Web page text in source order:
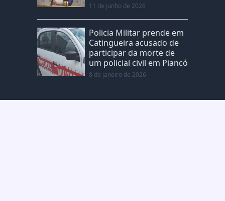
11 de junho de 2026
Policia Militar prende em
Catingueira acusado de
participar da morte de
um policial civil em Piancó
8 de janeiro de 2026